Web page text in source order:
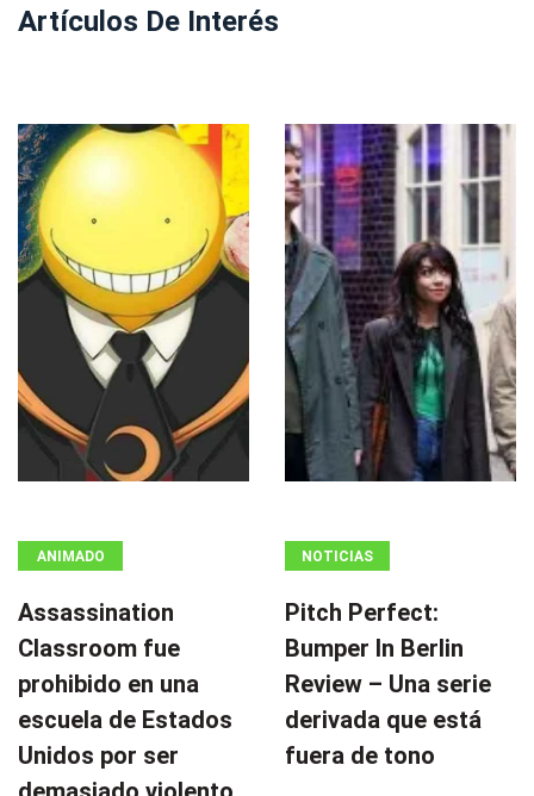
Artículos De Interés
ANIMADO
Assassination
Classroom fue
prohibido en una
escuela de Estados
Unidos por ser
NOTICIAS
Pitch Perfect:
Bumper In Berlin
Review – Una serie
derivada que está
fuera de tono